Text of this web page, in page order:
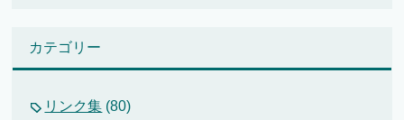
カテゴリー
リンク集 (80)